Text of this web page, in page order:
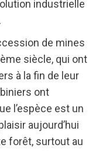
industrielle
de mines
siècle, qui ont
à la fin de leur
ont
l’espèce est un
aujourd’hui
forêt, surtout au